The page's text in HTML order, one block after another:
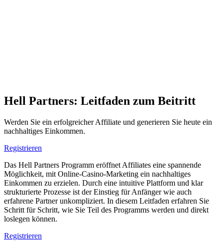
Hell Partners: Leitfaden zum Beitritt
Werden Sie ein erfolgreicher Affiliate und generieren Sie heute ein
nachhaltiges Einkommen.
Registrieren
Das Hell Partners Programm eröffnet Affiliates eine spannende
Möglichkeit, mit Online-Casino-Marketing ein nachhaltiges
Einkommen zu erzielen. Durch eine intuitive Plattform und klar
strukturierte Prozesse ist der Einstieg für Anfänger wie auch
erfahrene Partner unkompliziert. In diesem Leitfaden erfahren Sie
Schritt für Schritt, wie Sie Teil des Programms werden und direkt
loslegen können.
Registrieren